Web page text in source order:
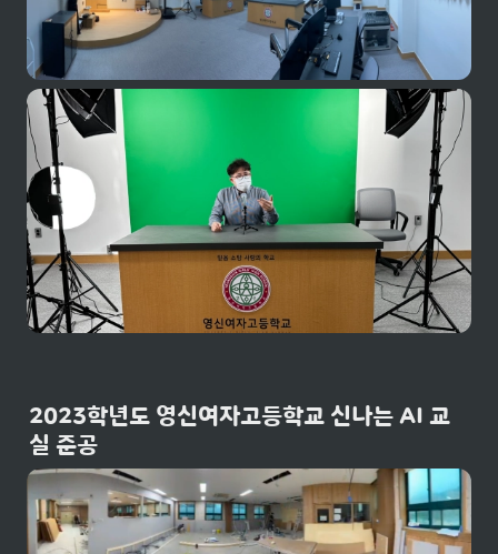
2023학년도 영신여자고등학교 신나는 AI 교
실 준공